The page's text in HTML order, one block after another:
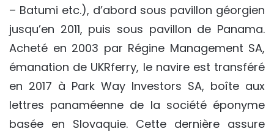
– Batumi etc.), d’abord sous pavillon géorgien
jusqu’en 2011, puis sous pavillon de Panama.
Acheté en 2003 par Régine Management SA,
émanation de UKRferry, le navire est transféré
en 2017 à Park Way Investors SA, boîte aux
lettres panaméenne de la société éponyme
basée en Slovaquie. Cette dernière assure